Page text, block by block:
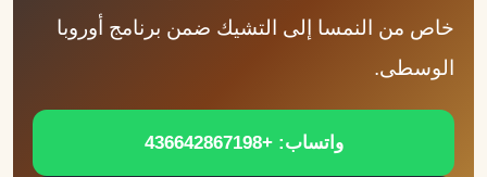
خاص من النمسا إلى التشيك ضمن برنامج أوروبا
الوسطى.
واتساب: +436642867198